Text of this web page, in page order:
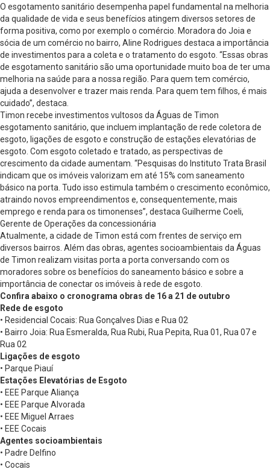
O esgotamento sanitário desempenha papel fundamental na melhoria
da qualidade de vida e seus benefícios atingem diversos setores de
forma positiva, como por exemplo o comércio. Moradora do Joia e
sócia de um comércio no bairro, Aline Rodrigues destaca a importância
de investimentos para a coleta e o tratamento do esgoto. “Essas obras
de esgotamento sanitário são uma oportunidade muito boa de ter uma
melhoria na saúde para a nossa região. Para quem tem comércio,
ajuda a desenvolver e trazer mais renda. Para quem tem filhos, é mais
cuidado”, destaca.
Timon recebe investimentos vultosos da Águas de Timon
esgotamento sanitário, que incluem implantação de rede coletora de
esgoto, ligações de esgoto e construção de estações elevatórias de
esgoto. Com esgoto coletado e tratado, as perspectivas de
crescimento da cidade aumentam. “Pesquisas do Instituto Trata Brasil
indicam que os imóveis valorizam em até 15% com saneamento
básico na porta. Tudo isso estimula também o crescimento econômico,
atraindo novos empreendimentos e, consequentemente, mais
emprego e renda para os timonenses”, destaca Guilherme Coeli,
Gerente de Operações da concessionária
Atualmente, a cidade de Timon está com frentes de serviço em
diversos bairros. Além das obras, agentes socioambientais da Águas
de Timon realizam visitas porta a porta conversando com os
moradores sobre os benefícios do saneamento básico e sobre a
importância de conectar os imóveis à rede de esgoto.
Confira abaixo o cronograma obras de 16 a 21 de outubro
Rede de esgoto
• Residencial Cocais: Rua Gonçalves Dias e Rua 02
• Bairro Joia: Rua Esmeralda, Rua Rubi, Rua Pepita, Rua 01, Rua 07 e
Rua 02
Ligações de esgoto
• Parque Piauí
Estações Elevatórias de Esgoto
• EEE Parque Aliança
• EEE Parque Alvorada
• EEE Miguel Arraes
• EEE Cocais
Agentes socioambientais
• Padre Delfino
• Cocais